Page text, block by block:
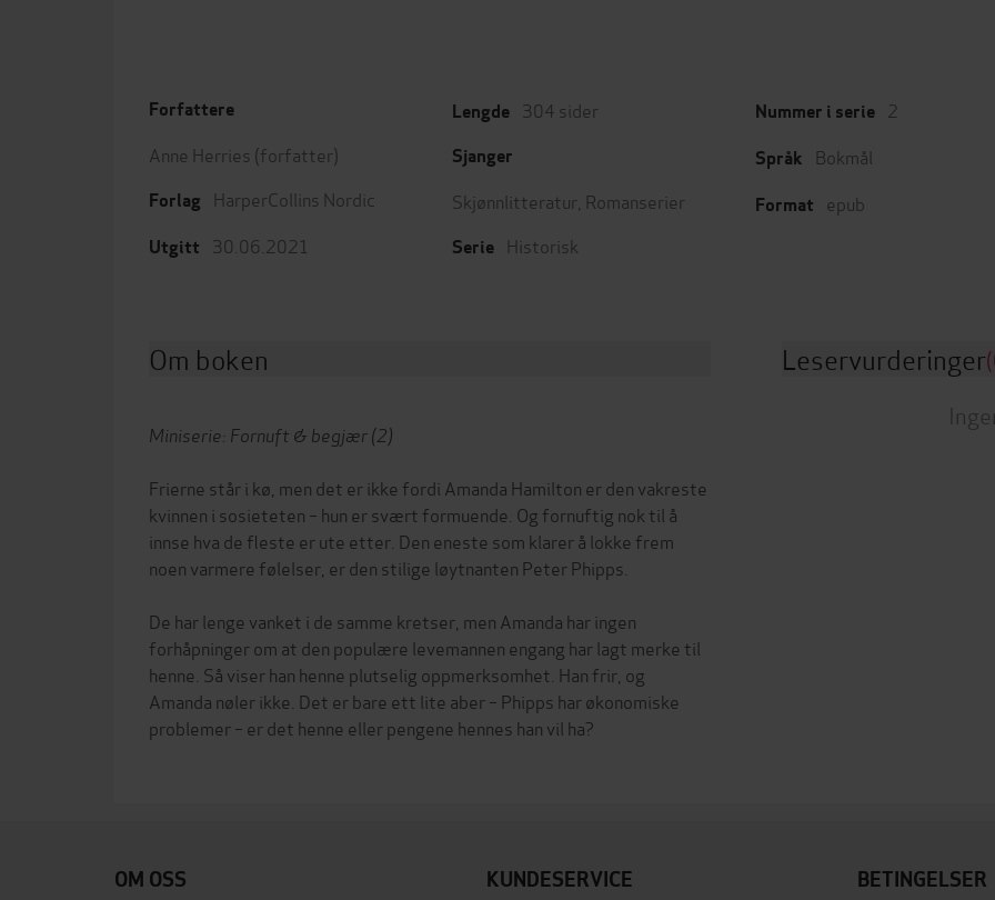
Forfattere
Anne Herries (forfatter)
Forlag HarperCollins Nordic
Utgitt 30.06.2021
Lengde 304 sider
Sjanger
Skjønnlitteratur Romanserier
Serie Historisk
Nummer i serie 2
Språk Bokmål
Format epub
Om boken
Miniserie: Fornuft & begjær (2)
Frierne står i kø, men det er ikke fordi Amanda Hamilton er den vakreste
kvinnen i sosieteten – hun er svært formuende. Og fornuftig nok til å
innse hva de fleste er ute etter. Den eneste som klarer å lokke frem
noen varmere følelser, er den stilige løytnanten Peter Phipps.
De har lenge vanket i de samme kretser, men Amanda har ingen
forhåpninger om at den populære levemannen engang har lagt merke til
henne. Så viser han henne plutselig oppmerksomhet. Han frir, og
Amanda nøler ikke. Det er bare ett lite aber – Phipps har økonomiske
problemer – er det henne eller pengene hennes han vil ha?
Leservurderinger
OM OSS KUNDESERVICE BETINGELSER